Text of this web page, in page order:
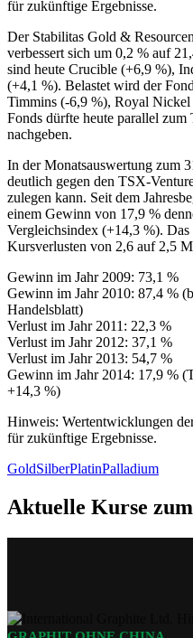
für zukünftige Ergebnisse.
Der Stabilitas Gold &
verbessert sich um 0,2 % auf
sind heute Crucible (+6,9 %),
(+4,1 %). Belastet wird der
Timmins (-6,9 %), Royal
Fonds dürfte heute parallel
nachgeben.
In der Monatsauswertung zum
deutlich gegen den TSX-
zulegen kann. Seit dem
einem Gewinn von 17,9 %
Vergleichsindex (+14,3 %).
Kursverlusten von 2,6 auf 2,5
Gewinn im Jahr 2009: 73,1 %
Gewinn im Jahr 2010: 87,4 %
Handelsblatt)
Verlust im Jahr 2011: 22,3 %
Verlust im Jahr 2012: 37,1 %
Verlust im Jahr 2013: 54,7 %
Gewinn im Jahr 2014: 17,9 %
+14,3 %)
Hinweis: Wertentwicklungen
für zukünftige Ergebnisse.
GoldSilberPlatinPalladium
Aktuelle Kurse